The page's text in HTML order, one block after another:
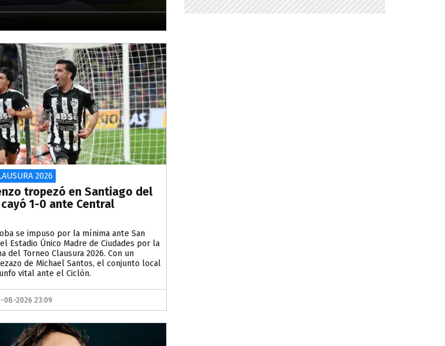
2026
tropezó en Santiago del
1-0 ante Central
se impuso por la mínima ante San
Estadio Único Madre de Ciudades por la
del Torneo Clausura 2026. Con un
de Michael Santos, el conjunto local
vital ante el Ciclón.
08-2026 23:09